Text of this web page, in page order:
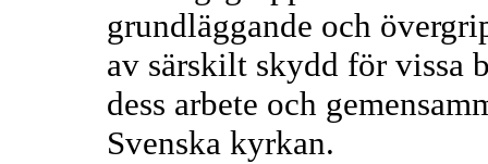
grundläggande och
av särskilt skydd för vissa
dess arbete och
Svenska kyrkan.